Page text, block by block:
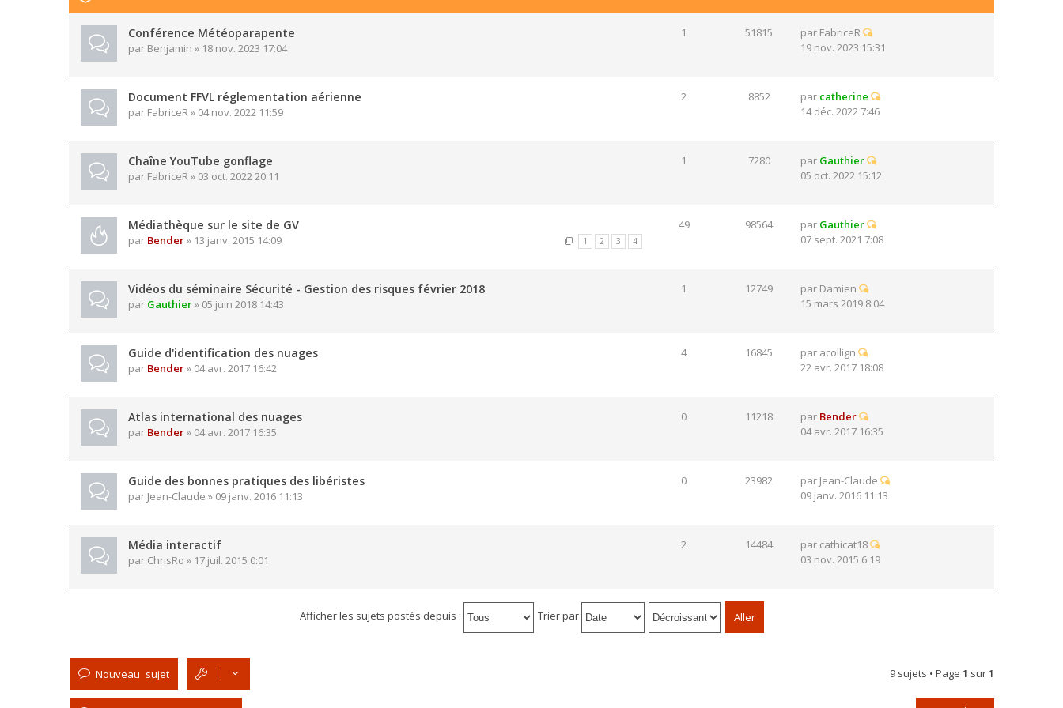
Conférence Météoparapente
par Benjamin » 18 nov. 2023 17:04
1 51815 par FabriceR
19 nov. 2023 15:31
Document FFVL réglementation aérienne
par FabriceR» 04 nov. 2022 11:59
2 8852 par catherine
14 déc. 2022 7:46
Chaîne YouTube gonflage
par FabriceR» 03 oct. 2022 20:11
1 7280 par Gauthier
05 oct. 2022 15:12
Médiathèque sur le site de GV
1 2 3 4
par Bender» 13 janv. 2015 14:09
49 98564 par Gauthier
07 sept. 2021 7:08
Vidéos du séminaire Sécurité - Gestion des risques février 2018
par Gauthier» 05 juin 2018 14:43
1 12749 par Damien
15 mars 2019 8:04
Guide d'identification des nuages
par Bender» 04 avr. 2017 16:42
4 16845 par acollign
22 avr. 2017 18:08
Atlas international des nuages
par Bender» 04 avr. 2017 16:35
0 11218 par Bender
04 avr. 2017 16:35
Guide des bonnes pratiques des libéristes
par Jean-Claude » 09 janv. 2016 11:13
0 23982 par Jean-Claude
09 janv. 2016 11:13
Média interactif
par ChrisRo » 17 juil. 2015 0:01
2 14484 par cathicat18
03 nov. 2015 6:19
Afficher les sujets postés depuis : Trier par
Nouveau sujet 9 sujets • Page 1 sur1